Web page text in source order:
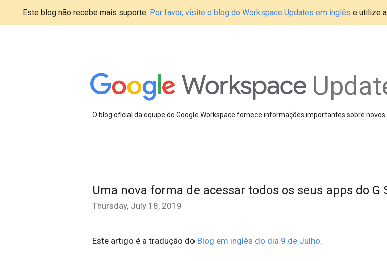
Este blog não recebe mais suporte. Por favor, visite o blog do Workspace Updates em inglês e utilize
O blog oficial da equipe do Google Workspace fornece informações importantes sobre novos
Uma nova forma de acessar todos os seus apps do G
Thursday, July 18, 2019
Este artigo é a tradução do Blog em inglês do dia 9 de Julho.